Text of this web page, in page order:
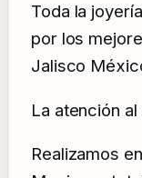
Toda la
por los
Jalisco
La atención
Realizamos